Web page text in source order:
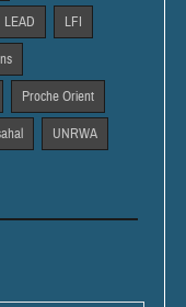
LEAD LFI
Proche Orient
UNRWA